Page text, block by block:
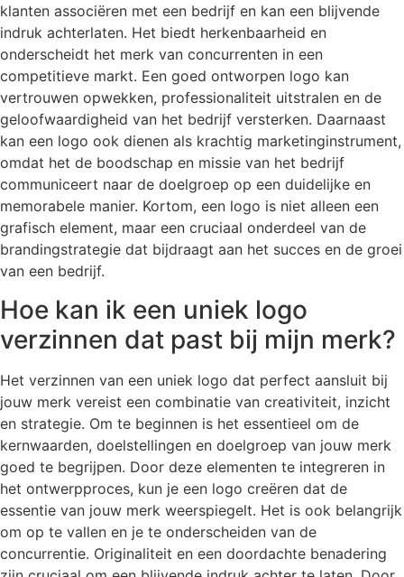
klanten associëren met een bedrijf en kan een blijvende
indruk achterlaten. Het biedt herkenbaarheid en
onderscheidt het merk van concurrenten in een
competitieve markt. Een goed ontworpen logo kan
vertrouwen opwekken, professionaliteit uitstralen en de
geloofwaardigheid van het bedrijf versterken. Daarnaast
kan een logo ook dienen als krachtig marketinginstrument,
omdat het de boodschap en missie van het bedrijf
communiceert naar de doelgroep op een duidelijke en
memorabele manier. Kortom, een logo is niet alleen een
grafisch element, maar een cruciaal onderdeel van de
brandingstrategie dat bijdraagt aan het succes en de groei
van een bedrijf.
Hoe kan ik een uniek logo
verzinnen dat past bij mijn merk?
Het verzinnen van een uniek logo dat perfect aansluit bij
jouw merk vereist een combinatie van creativiteit, inzicht
en strategie. Om te beginnen is het essentieel om de
kernwaarden, doelstellingen en doelgroep van jouw merk
goed te begrijpen. Door deze elementen te integreren in
het ontwerpproces, kun je een logo creëren dat de
essentie van jouw merk weerspiegelt. Het is ook belangrijk
om op te vallen en je te onderscheiden van de
concurrentie. Originaliteit en een doordachte benadering